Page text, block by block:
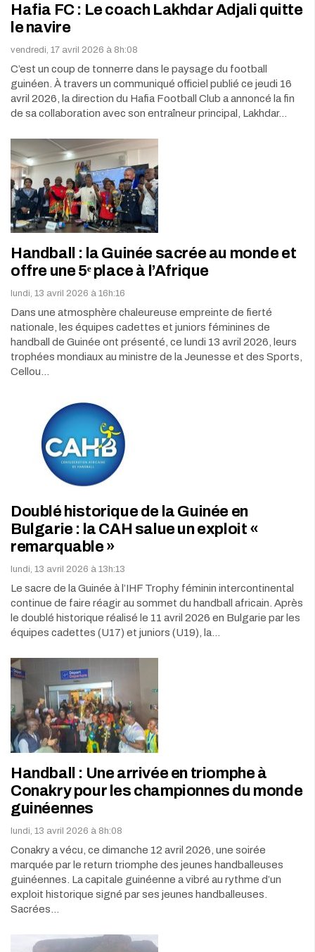
Hafia FC : Le coach Lakhdar Adjali quitte
le navire
vendredi, 17 avril 2026 à 8h:08
C’est un coup de tonnerre dans le paysage du football
guinéen. À travers un communiqué officiel publié ce jeudi 16
avril 2026, la direction du Hafia Football Club a annoncé la fin
de sa collaboration avec son entraîneur principal, Lakhdar…
Handball : la Guinée sacrée au monde et
offre une 5ᵉ place à l’Afrique
lundi, 13 avril 2026 à 16h:16
Dans une atmosphère chaleureuse empreinte de fierté
nationale, les équipes cadettes et juniors féminines de
handball de Guinée ont présenté, ce lundi 13 avril 2026, leurs
trophées mondiaux au ministre de la Jeunesse et des Sports,
Cellou…
Doublé historique de la Guinée en
Bulgarie : la CAH salue un exploit «
remarquable »
lundi, 13 avril 2026 à 13h:13
Le sacre de la Guinée à l’IHF Trophy féminin intercontinental
continue de faire réagir au sommet du handball africain. Après
le doublé historique réalisé le 11 avril 2026 en Bulgarie par les
équipes cadettes (U17) et juniors (U19), la…
Handball : Une arrivée en triomphe à
Conakry pour les championnes du monde
guinéennes
lundi, 13 avril 2026 à 8h:08
Conakry a vécu, ce dimanche 12 avril 2026, une soirée
marquée par le return triomphe des jeunes handballeuses
guinéennes. La capitale guinéenne a vibré au rythme d’un
exploit historique signé par ses jeunes handballeuses.
Sacrées…